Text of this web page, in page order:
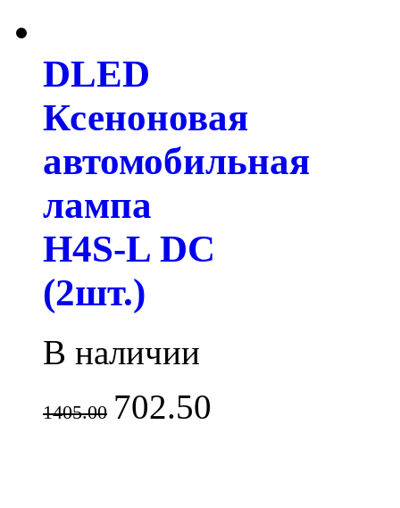
DLED
Ксеноновая
автомобильная
лампа
H4S-L DC
(2шт.)
В наличии
1405.00 702.50